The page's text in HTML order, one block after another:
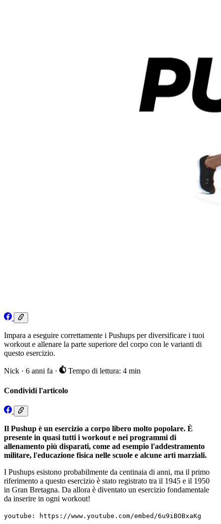
Impara a eseguire correttamente i Pushups per diversificare i tuoi
workout e allenare la parte superiore del corpo con le varianti di
questo esercizio.
Nick · 6 anni fa · Tempo di lettura: 4 min
Condividi l'articolo
Il Pushup è un esercizio a corpo libero molto popolare. È
presente in quasi tutti i workout e nei programmi di
allenamento più disparati, come ad esempio l'addestramento
militare, l'educazione fisica nelle scuole e alcune arti marziali.
I Pushups esistono probabilmente da centinaia di anni, ma il primo
riferimento a questo esercizio è stato registrato tra il 1945 e il 1950
in Gran Bretagna. Da allora è diventato un esercizio fondamentale
da inserire in ogni workout!
youtube: https://www.youtube.com/embed/6u9iBOBxaKg